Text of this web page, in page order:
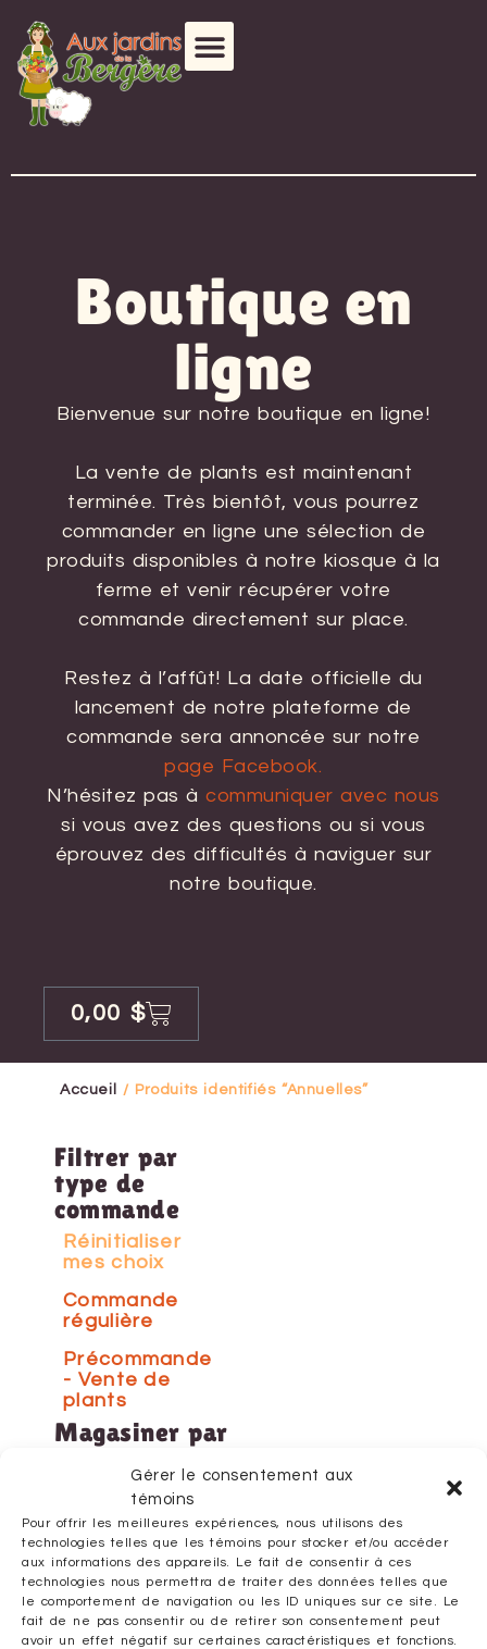
Gérer le consentement aux
témoins
Pour offrir les meilleures expériences, nous utilisons des
technologies telles que les témoins pour stocker et/ou accéder
aux informations des appareils. Le fait de consentir à ces
technologies nous permettra de traiter des données telles que
le comportement de navigation ou les ID uniques sur ce site. Le
fait de ne pas consentir ou de retirer son consentement peut
avoir un effet négatif sur certaines caractéristiques et fonctions.
Boutique en
ligne
Bienvenue sur notre boutique en ligne!
La vente de plants est maintenant
terminée. Très bientôt, vous pourrez
commander en ligne une sélection de
produits disponibles à notre kiosque à la
ferme et venir récupérer votre
commande directement sur place.
Restez à l’affût! La date officielle du
lancement de notre plateforme de
commande sera annoncée sur notre
page Facebook.
N’hésitez pas àcommuniquer avec nous
si vous avez des questions ou si vous
éprouvez des difficultés à naviguer sur
notre boutique.
0,00 $
Accueil / Produits identifiés “Annuelles”
Filtrer par
type de
commande
Commande
régulière
Précommande
- Vente de
plants
Réinitialiser
mes choix
Magasiner par
Alexis et
Propolis
Arbres
fruitiers
Réinitialiser
mes choix